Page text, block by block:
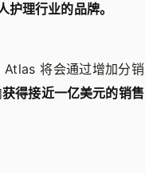
理行业的品牌。
将会通过增加分销
获得接近一亿美元的销售